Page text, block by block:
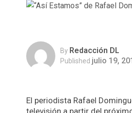
By Redacción DL
Published julio 19,
El periodista Rafael
televisión a partir del